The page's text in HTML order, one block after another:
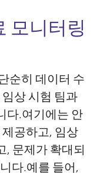
모니터링
순히 데이터 수
상 시험 팀과
다.여기에는 안
공하고, 임상
, 문제가 확대되
다.예를 들어,